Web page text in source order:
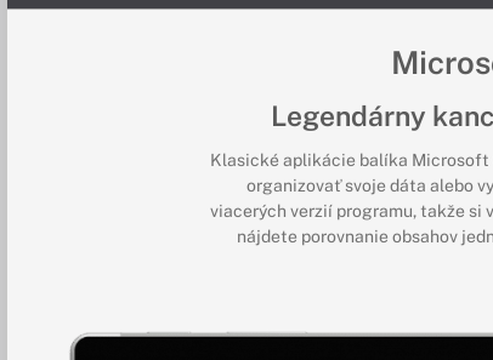
Legendárny
Klasické aplikácie balíka Microsoft
organizovať svoje dáta alebo
viacerých verzií programu, takže si
nájdete porovnanie obsahov